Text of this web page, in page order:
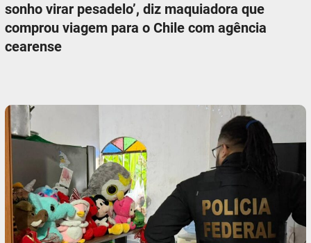
sonho virar pesadelo’, diz maquiadora que
comprou viagem para o Chile com agência
cearense